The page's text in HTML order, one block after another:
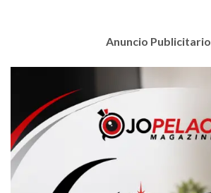
Anuncio Publicitario